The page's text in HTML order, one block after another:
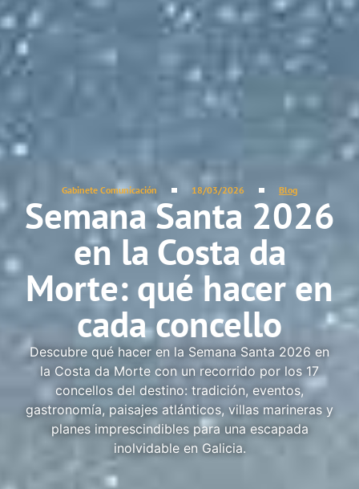
Gabinete Comunicación 18/03/2026 Blog
Semana Santa 2026
en la Costa da
Morte: qué hacer en
cada concello
Descubre qué hacer en la Semana Santa 2026 en
la Costa da Morte con un recorrido por los 17
concellos del destino: tradición, eventos,
gastronomía, paisajes atlánticos, villas marineras y
planes imprescindibles para una escapada
inolvidable en Galicia.